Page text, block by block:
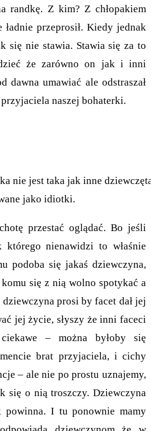
randkę. Z kim? Z chłopakiem
ładnie przeprosił. Kiedy jednak
się nie stawia. Stawia się za to
że zarówno on jak i inni
dawna umawiać ale odstraszał
naszej bohaterki.
nie jest taka jak inne
jako idiotki.
przestać oglądać. Bo jeśli
nienawidzi to właśnie
podoba się jakaś dziewczyna,
się z nią wolno spotykać a
prosi by facet dał jej
jej życie, słyszy że inni faceci
– można byłoby się
brat przyjaciela, i cichy
– ale nie po prostu uznajemy,
się o nią troszczy. Dziewczyna
I tu ponownie mamy